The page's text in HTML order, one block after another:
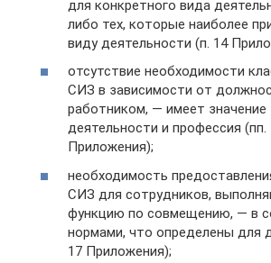
для конкретного вида
либо тех, которые наиболее
виду деятельности (п. 14
отсутствие необходимости
СИЗ в зависимости от
работником, — имеет значение
деятельности и профессия (пп.
Приложения);
необходимость
СИЗ для сотрудников,
функцию по совмещению, — в
нормами, что определены для
17 Приложения);